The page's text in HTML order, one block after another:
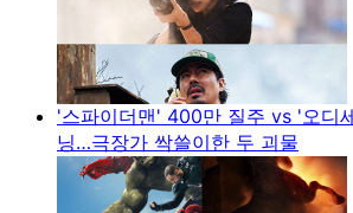
'스파이더맨' 400만 질주 vs '오디
닝…극장가 싹쓸이한 두 괴물